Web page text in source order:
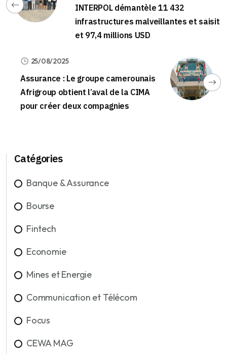
INTERPOL démantèle 11 432
infrastructures malveillantes et saisit
et 97,4 millions USD
25/08/2025
Assurance : Le groupe camerounais
Afrigroup obtient l’aval de la CIMA
pour créer deux compagnies
Catégories
Banque & Assurance
Bourse
Fintech
Economie
Mines et Energie
Communication et Télécom
Focus
CEWA MAG